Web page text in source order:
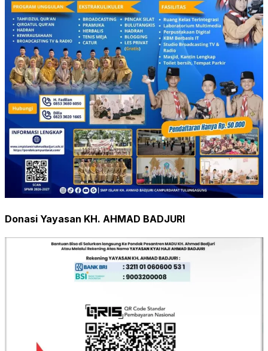
Donasi Yayasan KH. AHMAD BADJURI